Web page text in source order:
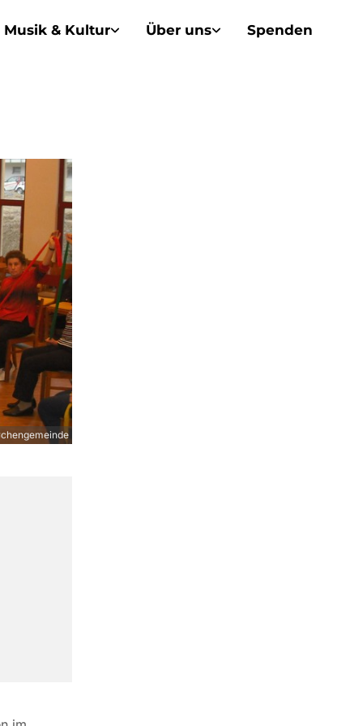
Musik & Kultur Über uns Spenden